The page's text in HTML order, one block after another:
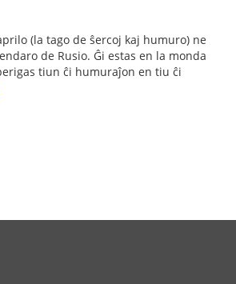
(la tago de ŝercoj kaj humuro) ne
de Rusio. Ĝi estas en la monda
tiun ĉi humuraĵon en tiu ĉi